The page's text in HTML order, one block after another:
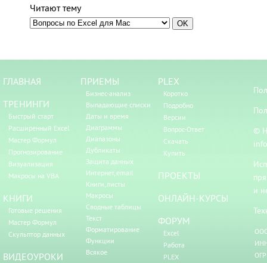
Читают тему
ГЛАВНАЯ
ТРЕНИНГИ
Быстрый старт
Расширенный Excel
Мастер Формул
Прогнозирование
Визуализация
Макросы на VBA
КНИГИ
Готовые решения
Мастер Формул
Скульптор данных
ВИДЕОУРОКИ
ПРИЕМЫ
Бизнес-анализ
Выпадающие списки
Даты и время
Диаграммы
Диапазоны
Дубликаты
Защита данных
Интернет, email
Книги, листы
Макросы
Сводные таблицы
Текст
Форматирование
Функции
Всякое
PLEX
Коротко
Подробно
Версии
Вопрос-Ответ
Скачать
Купить
ПРОЕКТЫ
ОНЛАЙН-КУРСЫ
ФОРУМ
Excel
Работа
PLEX
©
и